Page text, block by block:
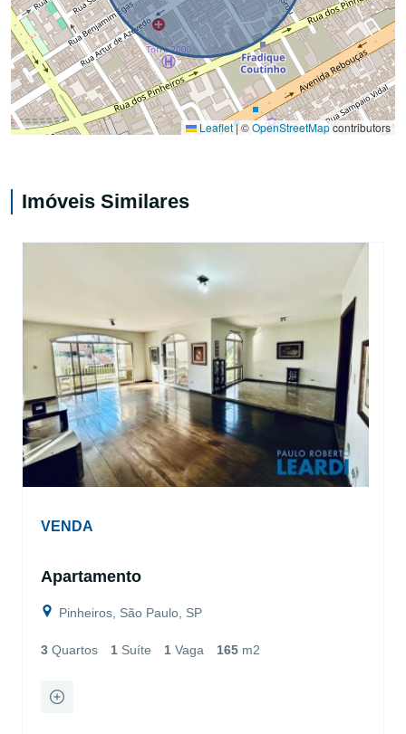
Leaflet|©OpenStreetMapcontributors
Imóveis Similares
VENDA
Apartamento
Pinheiros, São Paulo, SP
3 Quartos 1 Suíte 1 Vaga 165 m2